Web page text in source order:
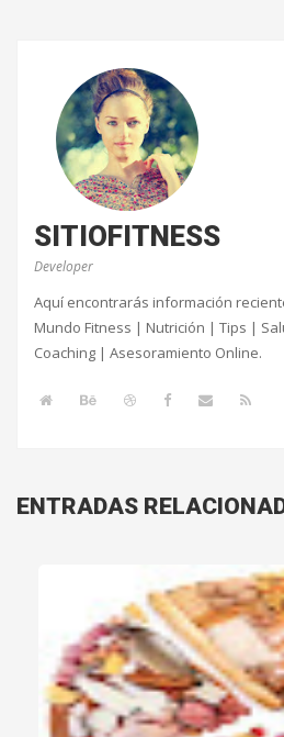
SITIOFITNESS
Developer
Aquí encontrarás información
Mundo Fitness | Nutrición | Tips |
Coaching | Asesoramiento Online.
ENTRADAS